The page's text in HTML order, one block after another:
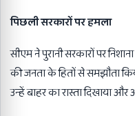
पिछली सरकारों पर हमला
सीएम ने पुरानी सरकारों पर
की जनता के हितों से समझौता
उन्हें बाहर का रास्ता दिखाया